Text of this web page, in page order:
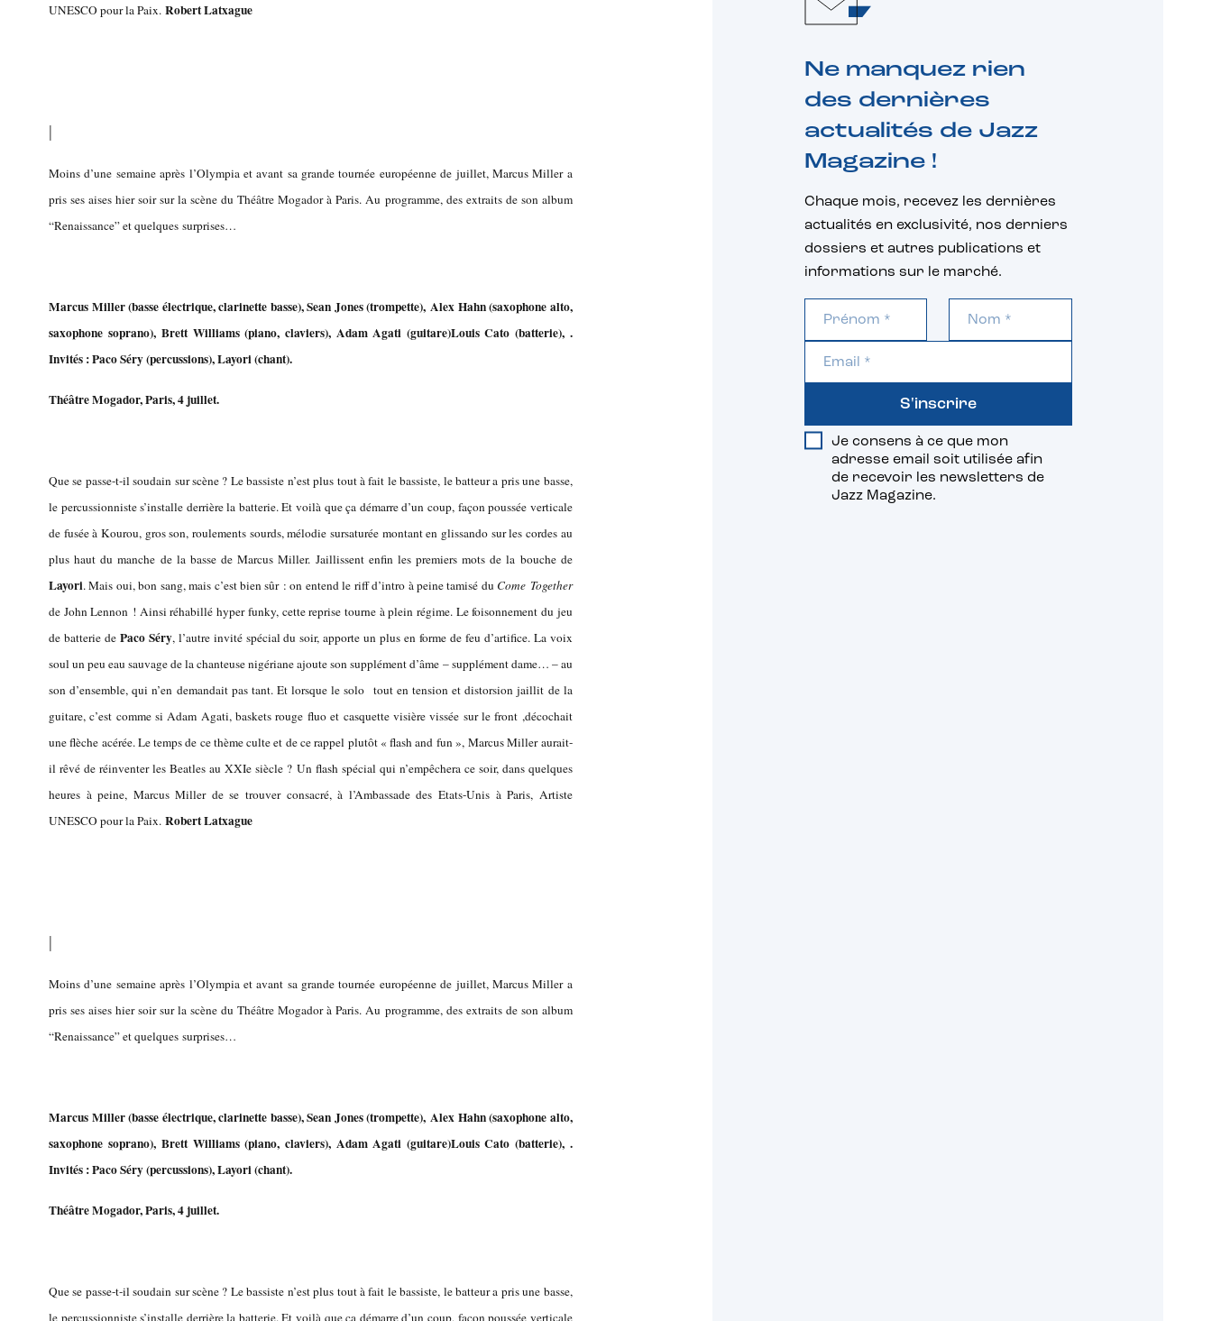
UNESCO pour la Paix. Robert Latxague
Moins d’une semaine après l’Olympia et avant sa grande tournée européenne de juillet, Marcus Miller a
pris ses aises hier soir sur la scène du Théâtre Mogador à Paris. Au programme, des extraits de son album
“Renaissance” et quelques surprises…
Marcus Miller (basse électrique, clarinette basse),Sean Jones (trompette),Alex Hahn (saxophone alto,
saxophone soprano),Brett Williams (piano, claviers), Adam Agati (guitare)Louis Cato (batterie), .
Invités : Paco Séry (percussions), Layori (chant).
Théâtre Mogador, Paris, 4 juillet.
Que se passe-t-il soudain sur scène ? Le bassiste n’est plus tout à fait le bassiste, le batteur a pris une basse,
le percussionniste s’installe derrière la batterie. Et voilà que ça démarre d’un coup, façon poussée verticale
de fusée à Kourou, gros son, roulements sourds, mélodie sursaturée montant en glissando sur les cordes au
plus haut du manche de la basse de Marcus Miller. Jaillissent enfin les premiers mots de la bouche de
Layori. Mais oui, bon sang, mais c’est bien sûr : on entend le riff d’intro à peine tamisé du Come Together
de John Lennon ! Ainsi réhabillé hyper funky, cette reprise tourne à plein régime. Le foisonnement du jeu
de batterie de Paco Séry, l’autre invité spécial du soir, apporte un plus en forme de feu d’artifice. La voix
soul un peu eau sauvage de la chanteuse nigériane ajoute son supplément d’âme – supplément dame… – au
son d’ensemble, qui n’en demandait pas tant. Et lorsque le solo tout en tension et distorsion jaillit de la
guitare, c’est comme si Adam Agati, baskets rouge fluo et casquette visière vissée sur le front ,décochait
une flèche acérée. Le temps de ce thème culte et de ce rappel plutôt « flash and fun », Marcus Miller aurait-
il rêvé de réinventer les Beatles au XXIe siècle ? Un flash spécial qui n’empêchera ce soir, dans quelques
heures à peine, Marcus Miller de se trouver consacré, à l’Ambassade des Etats-Unis à Paris, Artiste
UNESCO pour la Paix. Robert Latxague
Moins d’une semaine après l’Olympia et avant sa grande tournée européenne de juillet, Marcus Miller a
pris ses aises hier soir sur la scène du Théâtre Mogador à Paris. Au programme, des extraits de son album
“Renaissance” et quelques surprises…
Marcus Miller (basse électrique, clarinette basse),Sean Jones (trompette),Alex Hahn (saxophone alto,
saxophone soprano),Brett Williams (piano, claviers), Adam Agati (guitare)Louis Cato (batterie), .
Invités : Paco Séry (percussions), Layori (chant).
Théâtre Mogador, Paris, 4 juillet.
Que se passe-t-il soudain sur scène ? Le bassiste n’est plus tout à fait le bassiste, le batteur a pris une basse,
le percussionniste s’installe derrière la batterie. Et voilà que ça démarre d’un coup, façon poussée verticale
Ne manquez rien
des dernières
actualités de Jazz
Magazine !
Chaque mois, recevez les dernières
actualités en exclusivité, nos derniers
dossiers et autres publications et
informations sur le marché.
Je consens à ce que mon
adresse email soit utilisée afin
de recevoir les newsletters de
Jazz Magazine.
S'inscrire